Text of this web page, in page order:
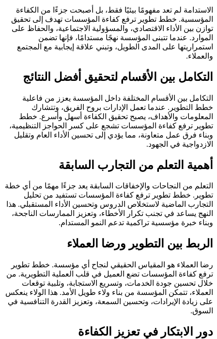
الاستدامة لم تعد مفهومًا بيئيًا فقط، بل أصبحت جزءًا من الكفاءة
المؤسسية. خطط تطوير ترفع كفاءة المؤسسات تهدف إلى تحقيق
توازن بين الأداء الاقتصادي، والمسؤولية الاجتماعية، والحفاظ على
الموارد. عندما تتبنى المؤسسة نهجًا مستدامًا، فإنها تضمن
استمراريتها على المدى الطويل، وتبني علاقة إيجابية مع المجتمع
والعملاء.
التكامل بين الأقسام لتحقيق أفضل النتائج
التكامل بين الأقسام المختلفة داخل المؤسسة يعزز من فاعلية
خطط التطوير. عندما تعمل الإدارات بروح الفريق، وتتشارك
المعلومات والأهداف، يصبح تحقيق الكفاءة أسهل وأسرع. خطط
تطوير ترفع كفاءة المؤسسات تشجع على كسر الحواجز التنظيمية،
وبناء فرق عمل متعاونة، مما يؤدي إلى تحسين الأداء العام وتقليل
الازدواجية في الجهود.
أهمية التعلم من التجارب السابقة
التعلم من النجاحات والإخفاقات السابقة يعد جزءًا مهمًا من أي خطة
تطوير. خطط تطوير ترفع كفاءة المؤسسات تستفيد من تحليل
التجارب الماضية لاستخلاص الدروس وتحسين الأداء المستقبلي. هذا
النهج يساعد في تجنب تكرار الأخطاء، وتعزيز الممارسات الناجحة،
وبناء خبرة مؤسسية تراكمية تدعم النمو المستدام.
الربط بين التطوير ورضا العملاء
رضا العملاء هو المقياس الحقيقي لنجاح أي مؤسسة. خطط تطوير
ترفع كفاءة المؤسسات تضع العميل في قلب العملية التطويرية. من
خلال تحسين جودة الخدمات، وتسريع الاستجابة، وتلبية توقعات
العملاء، تتمكن المؤسسة من بناء ولاء طويل الأمد. هذا الولاء ينعكس
على زيادة الإيرادات، وتحسين السمعة، وتعزيز القدرة التنافسية في
السوق.
دور الابتكار في تعزيز الكفاءة